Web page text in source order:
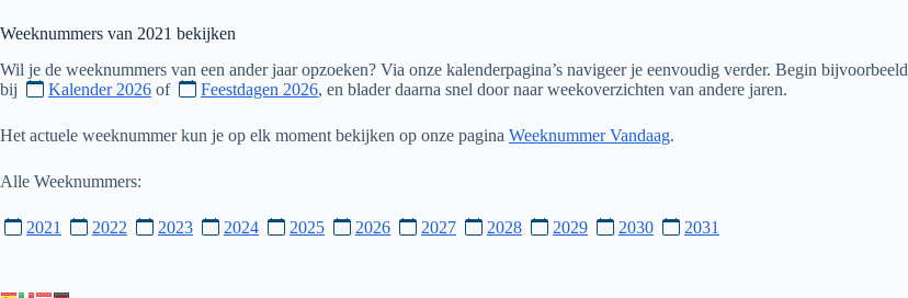
Weeknummers van 2021 bekijken
Wil je de weeknummers van een ander jaar opzoeken? Via onze kalenderpagina’s navigeer je eenvoudig verder. Begin bijvoorbeeld
bij
Kalender 2026 of Feestdagen 2026, en blader daarna snel door naar weekoverzichten van andere jaren.
Het actuele weeknummer kun je op elk moment bekijken op onze pagina Weeknummer Vandaag.
Alle Weeknummers:
2021 2022 2023 2024 2025 2026 2027 2028 2029 2030 2031